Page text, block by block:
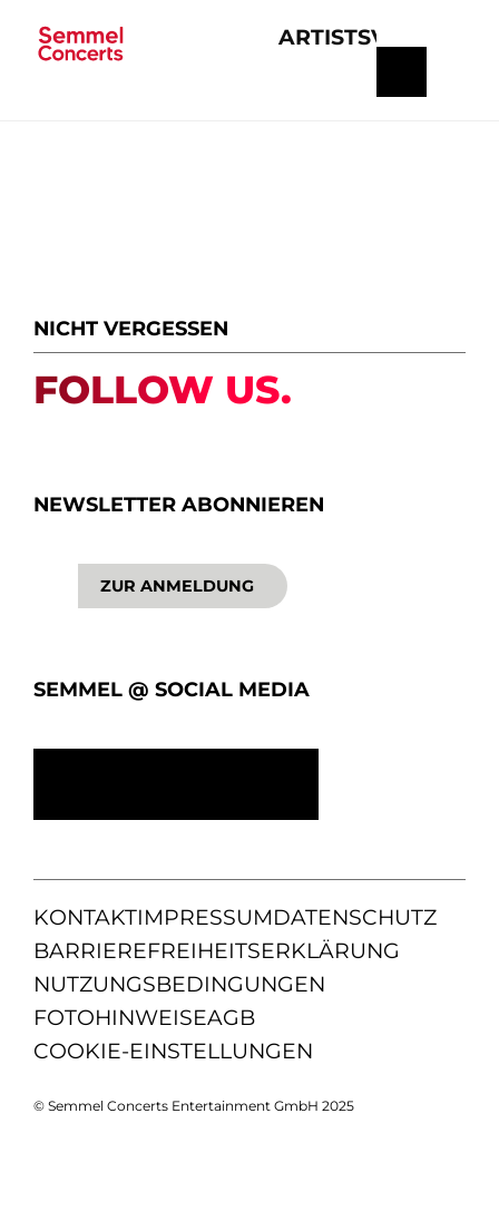
ARTISTS
NICHT VERGESSEN
FOLLOW US.
NEWSLETTER ABONNIEREN
ZUR ANMELDUNG
SEMMEL @ SOCIAL MEDIA
KONTAKTIMPRESSUMDATENSCHUTZ
BARRIEREFREIHEITSERKLÄRUNG
NUTZUNGSBEDINGUNGEN
FOTOHINWEISEAGB
COOKIE-EINSTELLUNGEN
© Semmel Concerts Entertainment GmbH 2025